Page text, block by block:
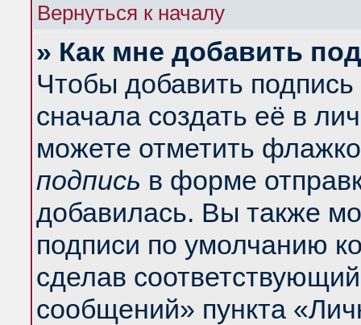
Вернуться к началу
» Как мне добавить
Чтобы добавить
сначала создать её в
можете отметить
подпись в форме
добавилась. Вы также
подписи по умолчанию
сделав
сообщений» пункта